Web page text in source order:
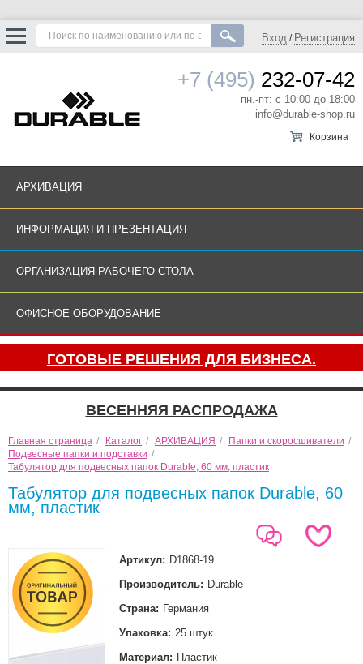
Вход / Регистрация
+7 (495) 232-07-42
пн.-пт: с 10:00 до 18:00
info@durable-shop.ru
Корзина
АРХИВАЦИЯ
ИНФОРМАЦИЯ И ПРЕЗЕНТАЦИЯ
ОРГАНИЗАЦИЯ РАБОЧЕГО СТОЛА
ОФИСНОЕ ОБОРУДОВАНИЕ
ГОТОВЫЕ РЕШЕНИЯ ДЛЯ БИЗНЕСА.
ВЕСЕННЯЯ РАСПРОДАЖА
Главная страница / Каталог / АРХИВАЦИЯ / Папки и скоросшиватели /
Подвесные папки и подставки /
Табулятор для подвесных папок Durable, 60 мм, пластик
Табулятор для подвесных папок Durable, 60
мм, пластик
Артикул: D1868-19
Производитель: Durable
Страна: Германия
Упаковка: 25 штук
Материал: Пластик